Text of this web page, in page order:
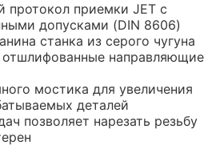
протокол приемки JET с
допусками (DIN 8606)
станка из серого чугуна
отшлифованные направляющие
мостика для увеличения
деталей
позволяет нарезать резьбу